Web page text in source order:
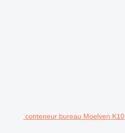
conteneur bureau Moelven K10